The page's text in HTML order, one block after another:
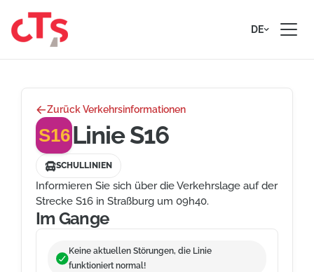
DE
Zurück Verkehrsinformationen
S16Linie S16
SCHULLINIEN
Informieren Sie sich über die Verkehrslage auf der
Strecke S16 in Straßburg um 09h40.
Im Gange
Keine aktuellen Störungen, die Linie
funktioniert normal!